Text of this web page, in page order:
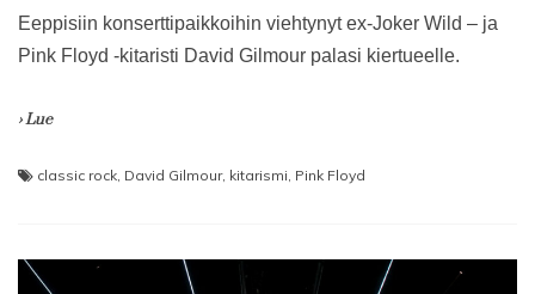
Eeppisiin konserttipaikkoihin viehtynyt ex-Joker Wild – ja
Pink Floyd -kitaristi David Gilmour palasi kiertueelle.
› Lue
classic rock, David Gilmour, kitarismi, Pink Floyd